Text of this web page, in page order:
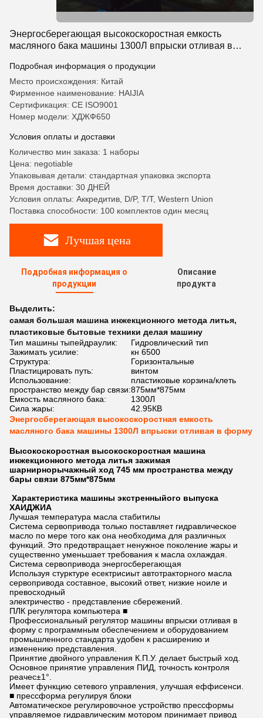
Энергосберегающая высокоскоростная емкость
масляного бака машины 1300Л впрыски отливая в
Подробная информация о продукции
Место происхождения: Китай
Фирменное наименование: HAIJIA
Сертификация: CE ISO9001
Номер модели: ХДЖФ650
Условия оплаты и доставки
Количество мин заказа: 1 наборы
Цена: negotiable
Упаковывая детали: стандартная упаковка экспорта
Время доставки: 30 ДНЕЙ
Условия оплаты: Аккредитив, D/P, T/T, Western Union
Поставка способности: 100 комплектов один месяц
Лучшая цена
Подробная информация о
продукции
Описание
продукта
Выделить:
самая большая машина инжекционного метода литья,
пластиковые бытовые техники делая машину
Тип машины тыпейдраулик:
Гидровлический тип
Зажимать усилие:
кн 6500
Структура:
Горизонтальные
Пластицировать путь:
винтом
Использование:
пластиковые корзина/клеть
пространство между бар связи:875мм*875мм
Емкость масляного бака:
1300Л
Сила жары:
42.95КВ
Энергосберегающая высокоскоростная емкость
масляного бака машины 1300Л впрыски отливая в форму
Высокоскоростная высокоскоростная машина
инжекционного метода литья зажимая
шарнирнорычажный ход 745 мм пространства между
бары связи 875мм*875мм
Характеристика машины экстренныйого выпуска
ХАИДЖИА
Лучшая температура масла стабитилы
Система сервопривода только поставляет гидравлическое
масло по мере того как она необходима для различных
функций. Это предотвращает ненужное поколение жары и
существенно уменьшает требования к масла охлаждая.
Система сервопривода энергосберегающая
Используя стурктуре есектрисиыт автотракторного масла
сервопривода составное, высокий ответ, низкие ноиле и
превосходный
электричество - представление сбережений.
ПЛК регулятора компьютера ■
Профессиональный регулятор машины впрыски отливая в
форму с программным обеспечением и оборудованием
промышленного стандарта удобен к расширению и
изменению представления.
Принятие двойного управления К.П.У. делает быстрый ход.
Основное принятие управления ПИД, точность контроля
реачес±1°.
Имеет функцию сетевого управления, улучшая еффисенси.
■ прессформа регулируя блоки
Автоматическое регулировочное устройство прессформы
управляемое гидравлическим мотором принимает привод